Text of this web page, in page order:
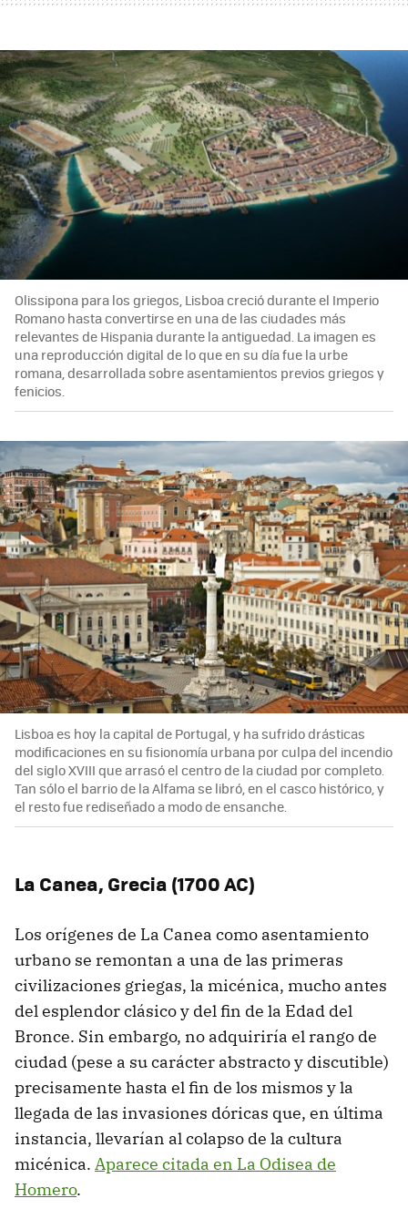
Olissipona para los griegos, Lisboa creció durante el Imperio
Romano hasta convertirse en una de las ciudades más
relevantes de Hispania durante la antiguedad. La imagen es
una reproducción digital de lo que en su día fue la urbe
romana, desarrollada sobre asentamientos previos griegos y
fenicios.
Lisboa es hoy la capital de Portugal, y ha sufrido drásticas
modificaciones en su fisionomía urbana por culpa del incendio
del siglo XVIII que arrasó el centro de la ciudad por completo.
Tan sólo el barrio de la Alfama se libró, en el casco histórico, y
el resto fue rediseñado a modo de ensanche.
La Canea, Grecia (1700 AC)
Los orígenes de La Canea como asentamiento
urbano se remontan a una de las primeras
civilizaciones griegas, la micénica, mucho antes
del esplendor clásico y del fin de la Edad del
Bronce. Sin embargo, no adquiriría el rango de
ciudad (pese a su carácter abstracto y discutible)
precisamente hasta el fin de los mismos y la
llegada de las invasiones dóricas que, en última
instancia, llevarían al colapso de la cultura
micénica. Aparece citada en La Odisea de
Homero.